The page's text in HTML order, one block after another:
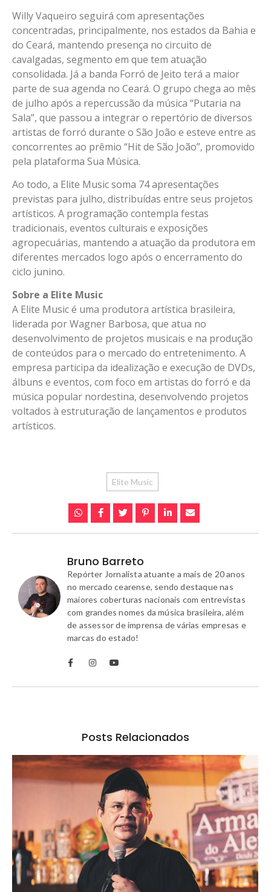
Willy Vaqueiro seguirá com apresentações
concentradas, principalmente, nos estados da Bahia e
do Ceará, mantendo presença no circuito de
cavalgadas, segmento em que tem atuação
consolidada. Já a banda Forró de Jeito terá a maior
parte de sua agenda no Ceará. O grupo chega ao mês
de julho após a repercussão da música “Putaria na
Sala”, que passou a integrar o repertório de diversos
artistas de forró durante o São João e esteve entre as
concorrentes ao prêmio “Hit de São João”, promovido
pela plataforma Sua Música.
Ao todo, a Elite Music soma 74 apresentações
previstas para julho, distribuídas entre seus projetos
artísticos. A programação contempla festas
tradicionais, eventos culturais e exposições
agropecuárias, mantendo a atuação da produtora em
diferentes mercados logo após o encerramento do
ciclo junino.
Sobre a Elite Music
A Elite Music é uma produtora artística brasileira,
liderada por Wagner Barbosa, que atua no
desenvolvimento de projetos musicais e na produção
de conteúdos para o mercado do entretenimento. A
empresa participa da idealização e execução de DVDs,
álbuns e eventos, com foco em artistas do forró e da
música popular nordestina, desenvolvendo projetos
voltados à estruturação de lançamentos e produtos
artísticos.
Elite Music
Bruno Barreto
Repórter Jornalista atuante a mais de 20 anos
no mercado cearense, sendo destaque nas
maiores coberturas nacionais com entrevistas
com grandes nomes da música brasileira, além
de assessor de imprensa de várias empresas e
marcas do estado!
Posts Relacionados